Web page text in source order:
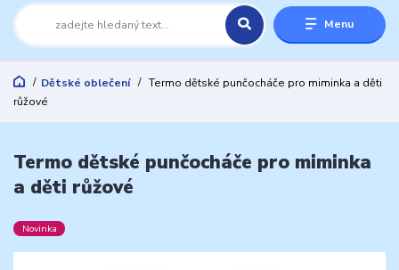
Menu
Dětské oblečení
Termo dětské punčocháče pro miminka a děti
růžové
Termo dětské punčocháče pro miminka
a děti růžové
Novinka